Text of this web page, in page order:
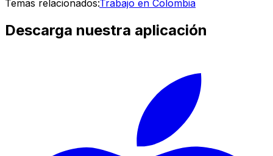
Temas relacionados:Trabajo en Colombia
Descarga nuestra aplicación